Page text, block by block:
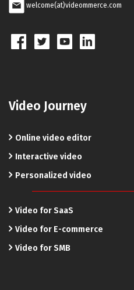
welcome(at)videommerce.com
Video Journey
Online video editor
Interactive video
Personalized video
Video for SaaS
Video for E-commerce
Video for SMB